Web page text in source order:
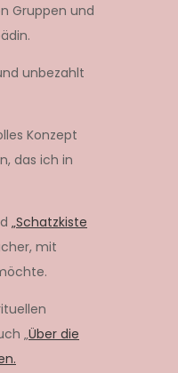
Gruppen und
unbezahlt
Konzept
das ich in
„Schatzkiste
mit
„Über die